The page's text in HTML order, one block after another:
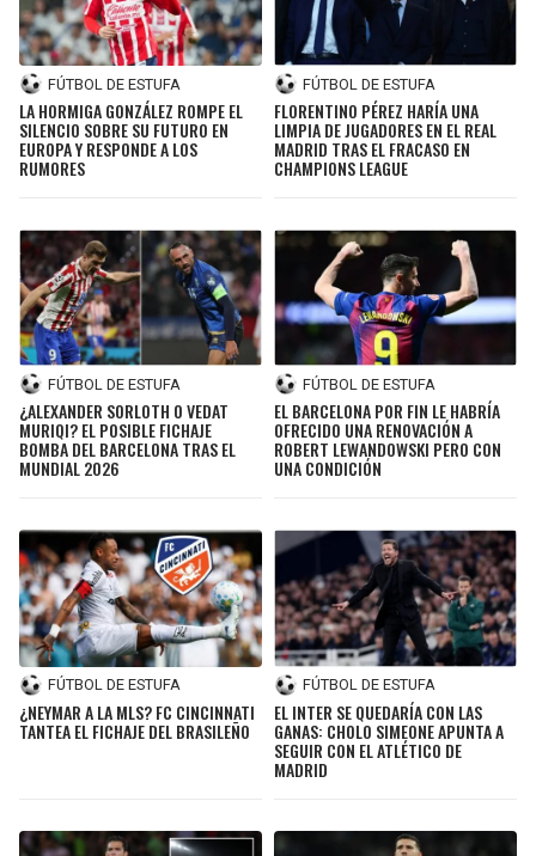
FÚTBOL DE ESTUFA
LA HORMIGA GONZÁLEZ ROMPE EL
SILENCIO SOBRE SU FUTURO EN
EUROPA Y RESPONDE A LOS
RUMORES
FÚTBOL DE ESTUFA
FLORENTINO PÉREZ HARÍA UNA
LIMPIA DE JUGADORES EN EL REAL
MADRID TRAS EL FRACASO EN
CHAMPIONS LEAGUE
FÚTBOL DE ESTUFA
¿ALEXANDER SORLOTH O VEDAT
MURIQI? EL POSIBLE FICHAJE
BOMBA DEL BARCELONA TRAS EL
MUNDIAL 2026
FÚTBOL DE ESTUFA
EL BARCELONA POR FIN LE HABRÍA
OFRECIDO UNA RENOVACIÓN A
ROBERT LEWANDOWSKI PERO CON
UNA CONDICIÓN
FÚTBOL DE ESTUFA
¿NEYMAR A LA MLS? FC CINCINNATI
TANTEA EL FICHAJE DEL BRASILEÑO
FÚTBOL DE ESTUFA
EL INTER SE QUEDARÍA CON LAS
GANAS: CHOLO SIMEONE APUNTA A
SEGUIR CON EL ATLÉTICO DE
MADRID